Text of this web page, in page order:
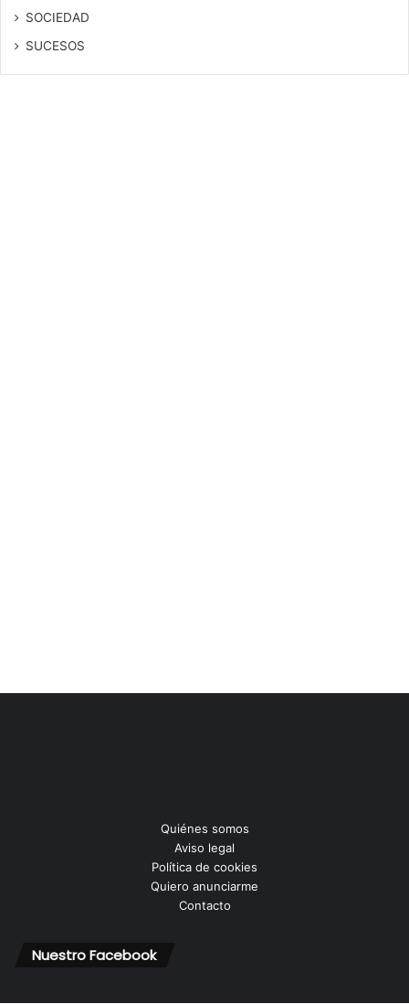
SOCIEDAD
SUCESOS
Quiénes somos
Aviso legal
Política de cookies
Quiero anunciarme
Contacto
Nuestro Facebook